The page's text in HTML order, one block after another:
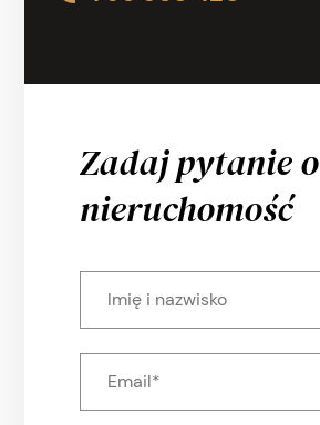
Zadaj pytanie o
nieruchomość